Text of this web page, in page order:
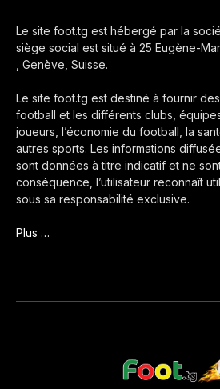
Le site foot.tg est hébergé par la
siège social est situé à 25 Eugène-
, Genève, Suisse.
Le site foot.tg est destiné à fournir
football et les différents clubs,
joueurs, l’économie du football, la
autres sports. Les informations
sont données à titre indicatif et ne
conséquence, l’utilisateur reconnaît
sous sa responsabilité exclusive.
Plus …